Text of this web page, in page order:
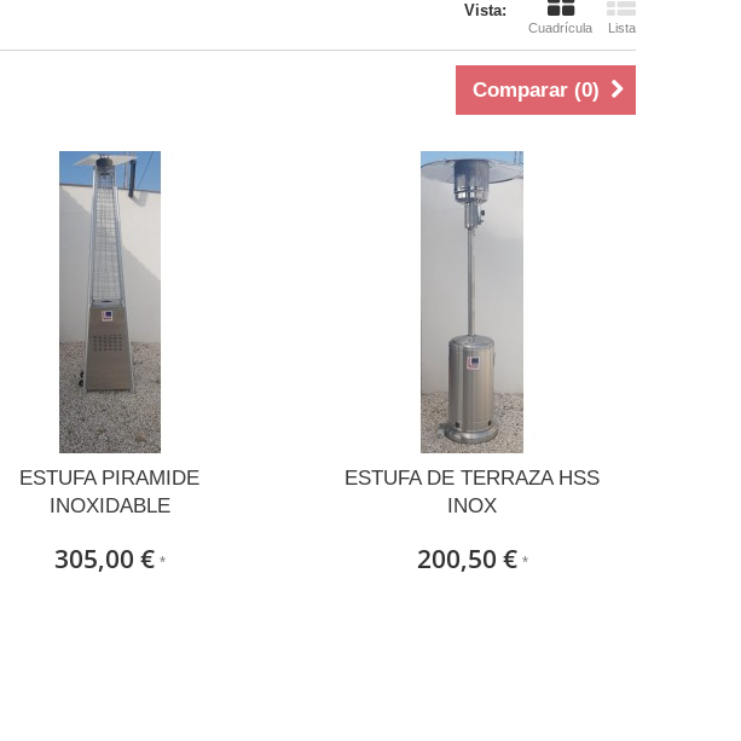
Vista:
Cuadrícula Lista
Comparar (0)
ESTUFA PIRAMIDE
INOXIDABLE
305,00 €*
ESTUFA DE TERRAZA HSS
INOX
200,50 €*